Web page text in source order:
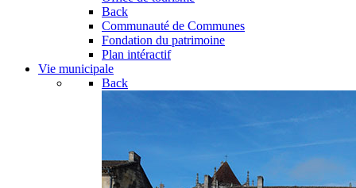
Back
Communauté de Communes
Fondation du patrimoine
Plan intéractif
Vie municipale
Back